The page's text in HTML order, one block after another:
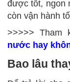
được tốt, ngon
còn vận hành
>>>>> Tham
nước hay
Bao lâu